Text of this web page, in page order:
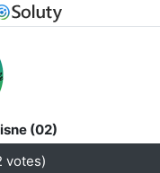
(02)
votes)